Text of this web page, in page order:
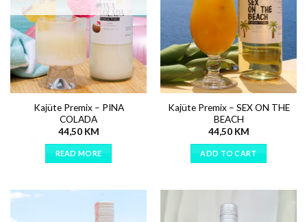
Kajüte Premix – PINA
COLADA
44,50 KM
READ MORE
Kajüte Premix – SEX ON THE
BEACH
44,50 KM
ADD TO CART